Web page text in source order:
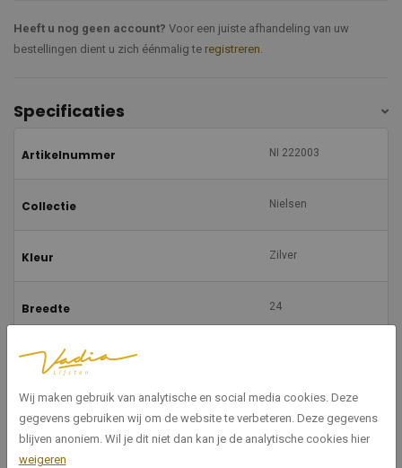
Heeft u nog geen account? Voor een juiste afhandeling van uw
bestellingen dient u zich éénmalig te registreren.
Specificaties
Artikelnummer NI 222003
Collectie Nielsen
Kleur Zilver
Breedte 24
Hoogte
Gerelateerde producten
Wij maken gebruik van analytische en social media cookies. Deze
gegevens gebruiken wij om de website te verbeteren. Deze gegevens
blijven anoniem. Wil je dit niet dan kan je de analytische cookies hier
weigeren